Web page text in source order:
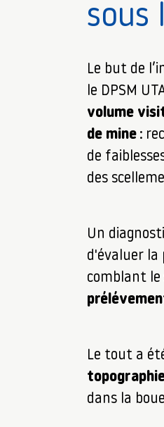
sous
Le but de
le DPSM
volume
de mine :
de
des
Un
d'évaluer la
comblant le
Le tout a
dans la